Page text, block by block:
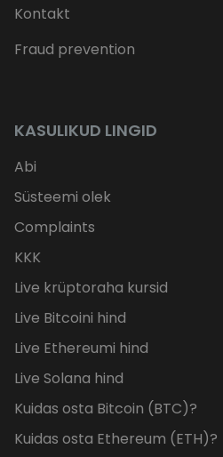
Kontakt
Fraud prevention
KASULIKUD LINGID
Abi
Süsteemi olek
Complaints
KKK
Live krüptoraha kursid
Live Bitcoini hind
Live Ethereumi hind
Live Solana hind
Kuidas osta Bitcoin (BTC)?
Kuidas osta Ethereum (ETH)?